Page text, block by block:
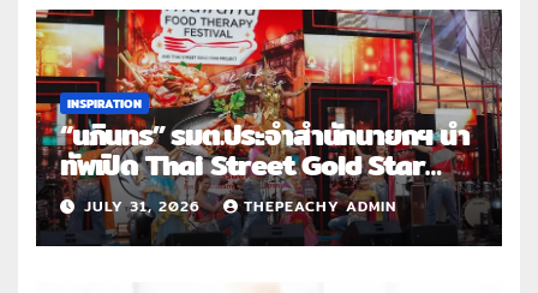
INSPIRATION
“นภินทร” รมต.ประจำสำนักนายกฯ นำ
ทัพเปิด Thai Street Gold Star
Roadshow 3 จังหวัดต้นแบบ
JULY 31, 2026 THEPEACHY ADMIN